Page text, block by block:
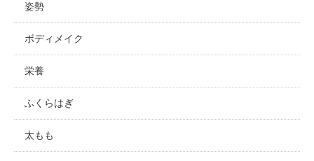
姿勢
ボディメイク
栄養
ふくらはぎ
太もも